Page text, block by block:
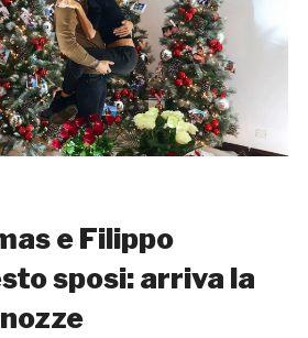
e Filippo
sposi: arriva la